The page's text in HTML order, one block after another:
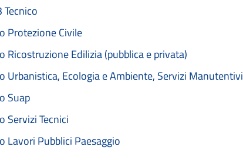
Protezione Civile
Ricostruzione Edilizia (pubblica e privata)
Urbanistica, Ecologia e Ambiente, Servizi Manutentivi
Suap
Servizi Tecnici
Lavori Pubblici Paesaggio